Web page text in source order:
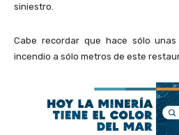
siniestro.
Cabe recordar que hace sólo
incendio a sólo metros de este